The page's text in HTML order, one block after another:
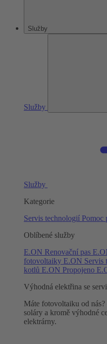
Služby
Služby
Služby
Kategorie
Servis technologií Pomoc
Oblíbené služby
E.ON Renovační pas
fotovoltaiky E.ON Servis
kotlů E.ON Propojeno
Výhodná elektřina se
Máte fotovoltaiku od
soláry a kromě výhodné
elektrárny.